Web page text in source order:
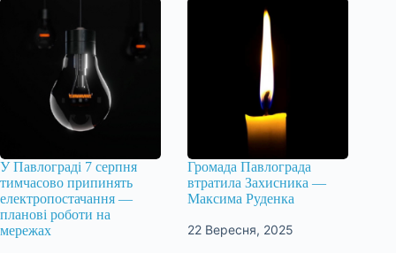
У Павлограді 7 серпня
тимчасово припинять
електропостачання —
планові роботи на
мережах
Громада Павлограда
втратила Захисника —
Максима Руденка
22 Вересня, 2025